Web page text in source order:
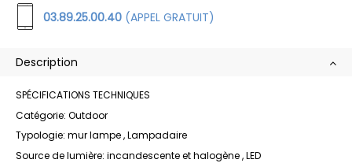
03.89.25.00.40 (APPEL GRATUIT)
Description
SPÉCIFICATIONS TECHNIQUES
Catégorie: Outdoor
Typologie: mur lampe , Lampadaire
Source de lumière: incandescente et halogène , LED